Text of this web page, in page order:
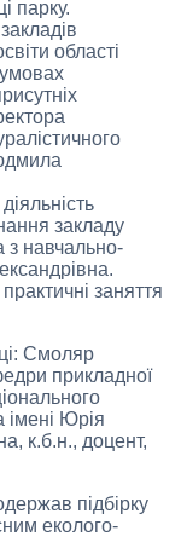
парку.
області
закладу
з навчально-
заняття
Смоляр
прикладної
імені Юрія
к.б.н., доцент,
підбірку
еколого-